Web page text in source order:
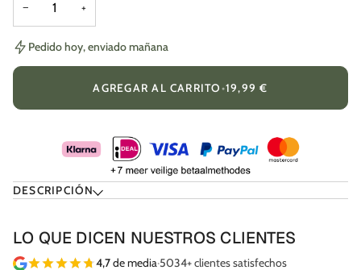
− +
Pedido hoy, enviado mañana
AGREGAR AL CARRITO•19,99 €
DESCRIPCIÓN
LO QUE DICEN NUESTROS CLIENTES
4,7de media·5034+ clientes satisfechos